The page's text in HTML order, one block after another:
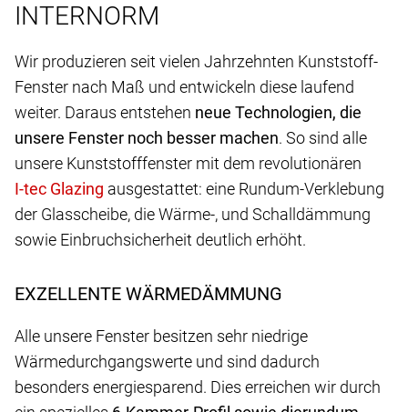
INTERNORM
Wir produzieren seit vielen Jahrzehnten Kunststoff-
Fenster nach Maß und entwickeln diese laufend
weiter. Daraus entstehen neue Technologien, die
unsere Fenster noch besser machen. So sind alle
unsere Kunststofffenster mit dem revolutionären
ausgestattet: eine Rundum-Verklebung
der Glasscheibe, die Wärme-, und Schalldämmung
sowie Einbruchsicherheit deutlich erhöht.
EXZELLENTE WÄRMEDÄMMUNG
Alle unsere Fenster besitzen sehr niedrige
Wärmedurchgangswerte und sind dadurch
besonders energiesparend. Dies erreichen wir durch